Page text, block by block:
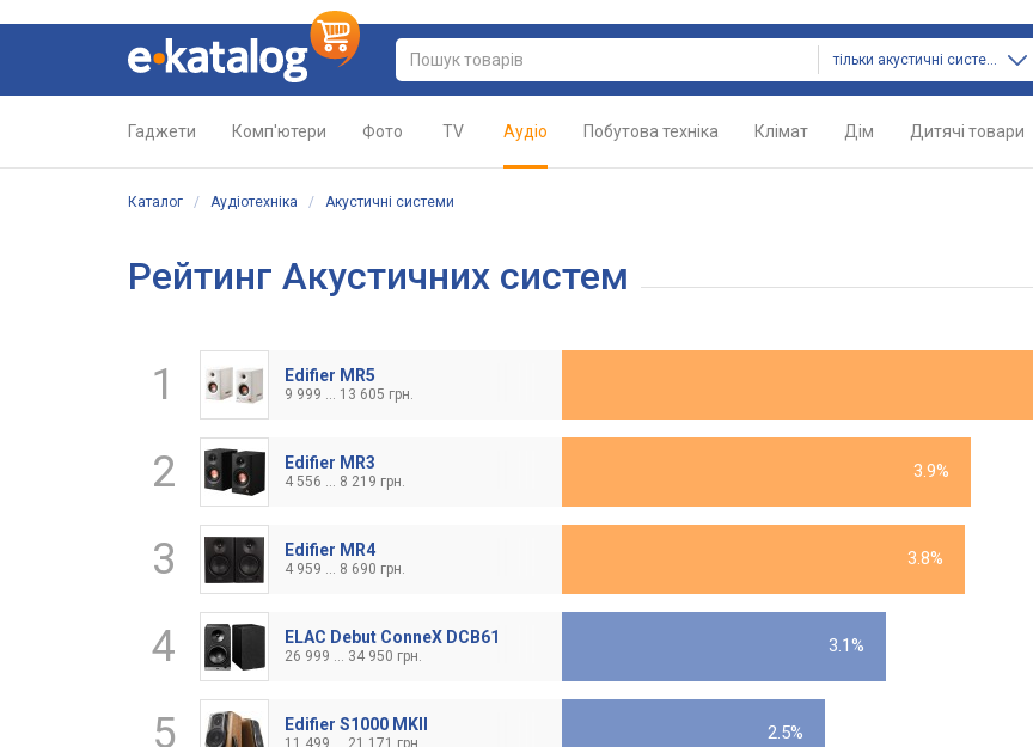
тільки акустичні системи
Гаджети Комп'ютери Фото TV Аудіо Побутова техніка Клімат Дім Дитячі товари
Каталог / Аудіотехніка / Акустичні системи
Рейтинг Акустичних систем
1 Edifier MR5
9 999 ... 13 605 грн.
2 Edifier MR3
4 556 ... 8 219 грн. 3.9%
3 Edifier MR4
4 959 ... 8 690 грн. 3.8%
4 ELAC Debut ConneX DCB61
26 999 ... 34 950 грн. 3.1%
5 Edifier S1000 MKII
11 499 ... 21 171 грн. 2.5%